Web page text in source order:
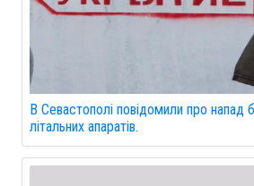
В Севастополі повідомили про напад
літальних апаратів.